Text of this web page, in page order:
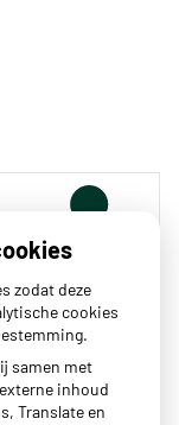
Zoeken
zodat deze
cookies
samen met
inhoud
Translate en